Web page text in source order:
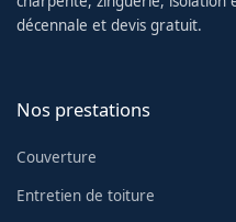
décennale et devis gratuit.
Nos prestations
Couverture
Entretien de toiture